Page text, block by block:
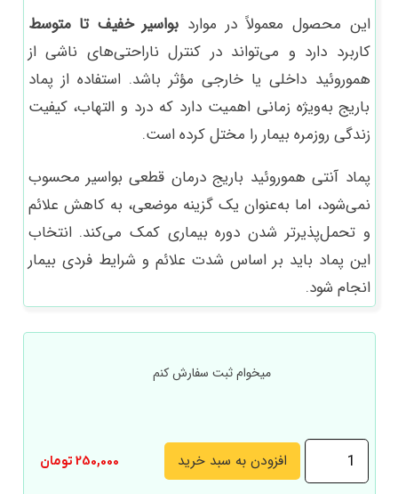
این محصول معمولاً در موارد بواسیر خفیف تا متوسط
کاربرد دارد و می‌تواند در کنترل ناراحتی‌های ناشی از
هموروئید داخلی یا خارجی مؤثر باشد. استفاده از پماد
باریج به‌ویژه زمانی اهمیت دارد که درد و التهاب، کیفیت
زندگی روزمره بیمار را مختل کرده است.
پماد آنتی هموروئید باریج درمان قطعی بواسیر محسوب
نمی‌شود، اما به‌عنوان یک گزینه موضعی، به کاهش علائم
و تحمل‌پذیرتر شدن دوره بیماری کمک می‌کند. انتخاب
این پماد باید بر اساس شدت علائم و شرایط فردی بیمار
انجام شود.
میخوام ثبت سفارش کنم
پماد
آنتی
افزودن به سبد خرید 250,000 تومان